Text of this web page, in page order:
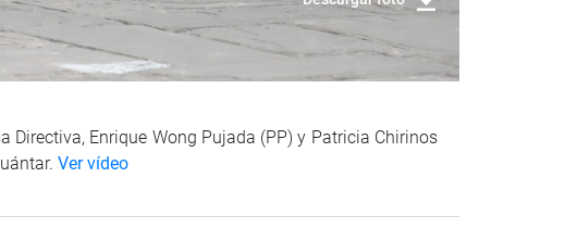
Directiva, Enrique Wong Pujada (PP) y Patricia Chirinos
Ver vídeo